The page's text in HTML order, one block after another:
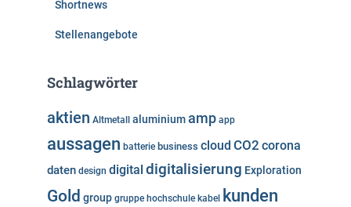
Shortnews
Stellenangebote
Schlagwörter
aktien Altmetall aluminiumamp app
aussagen batterie business cloud CO2 corona
daten design digital digitalisierung Exploration
Gold group gruppe hochschule kabel kunden